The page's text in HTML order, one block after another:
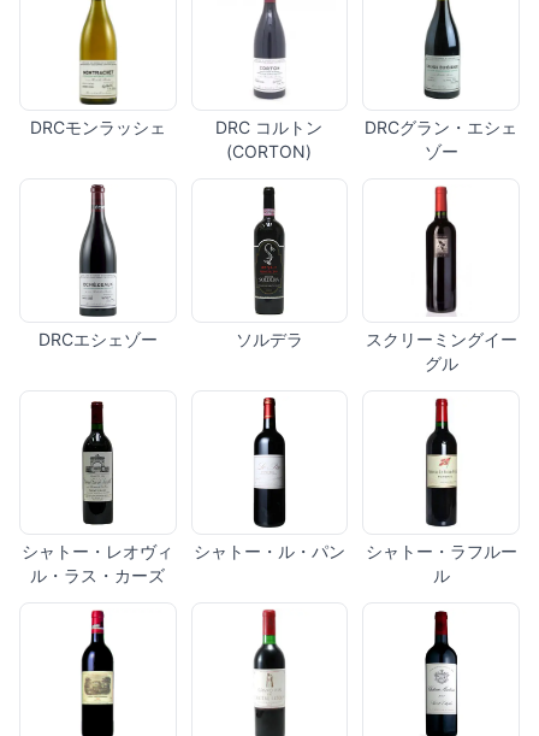
DRCモンラッシェ
DRC コルトン
(CORTON)
DRCグラン・エシェ
ゾー
DRCエシェゾー ソルデラ
スクリーミングイー
グル
シャトー・レオヴィ
ル・ラス・カーズ
シャトー・ル・パン
シャトー・ラフルー
ル